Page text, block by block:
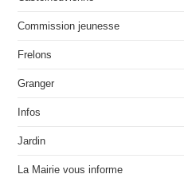
Commission jeunesse
Frelons
Granger
Infos
Jardin
La Mairie vous informe